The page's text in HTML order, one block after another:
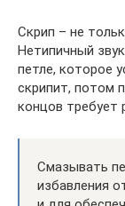
Скрип – не
Нетипичный
петле, которое
скрипит, потом
концов требует
Смазывать
избавления